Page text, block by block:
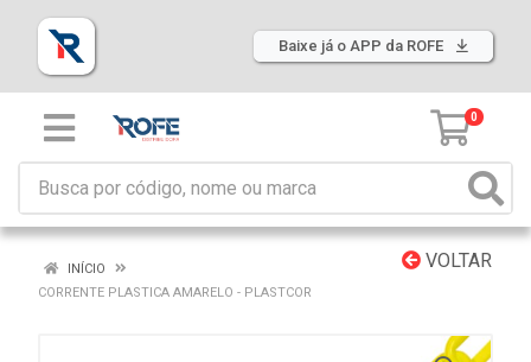
Baixe já o APP da ROFE
0
VOLTAR
INÍCIO
CORRENTE PLASTICA AMARELO - PLASTCOR